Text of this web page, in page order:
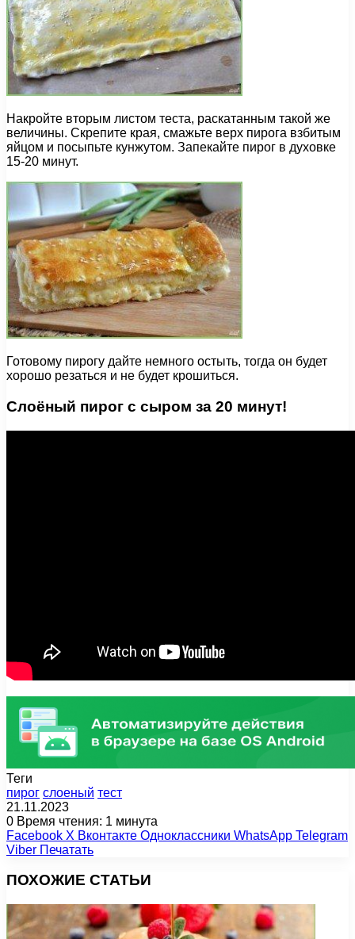
Накройте вторым листом теста, раскатанным такой же
величины. Скрепите края, смажьте верх пирога взбитым
яйцом и посыпьте кунжутом. Запекайте пирог в духовке
15-20 минут.
Готовому пирогу дайте немного остыть, тогда он будет
хорошо резаться и не будет крошиться.
Слоёный пирог с сыром за 20 минут!
Теги
пирог слоеный тест
21.11.2023
0 Время чтения: 1 минута
Facebook X Вконтакте Одноклассники WhatsApp Telegram
Viber Печатать
ПОХОЖИЕ СТАТЬИ